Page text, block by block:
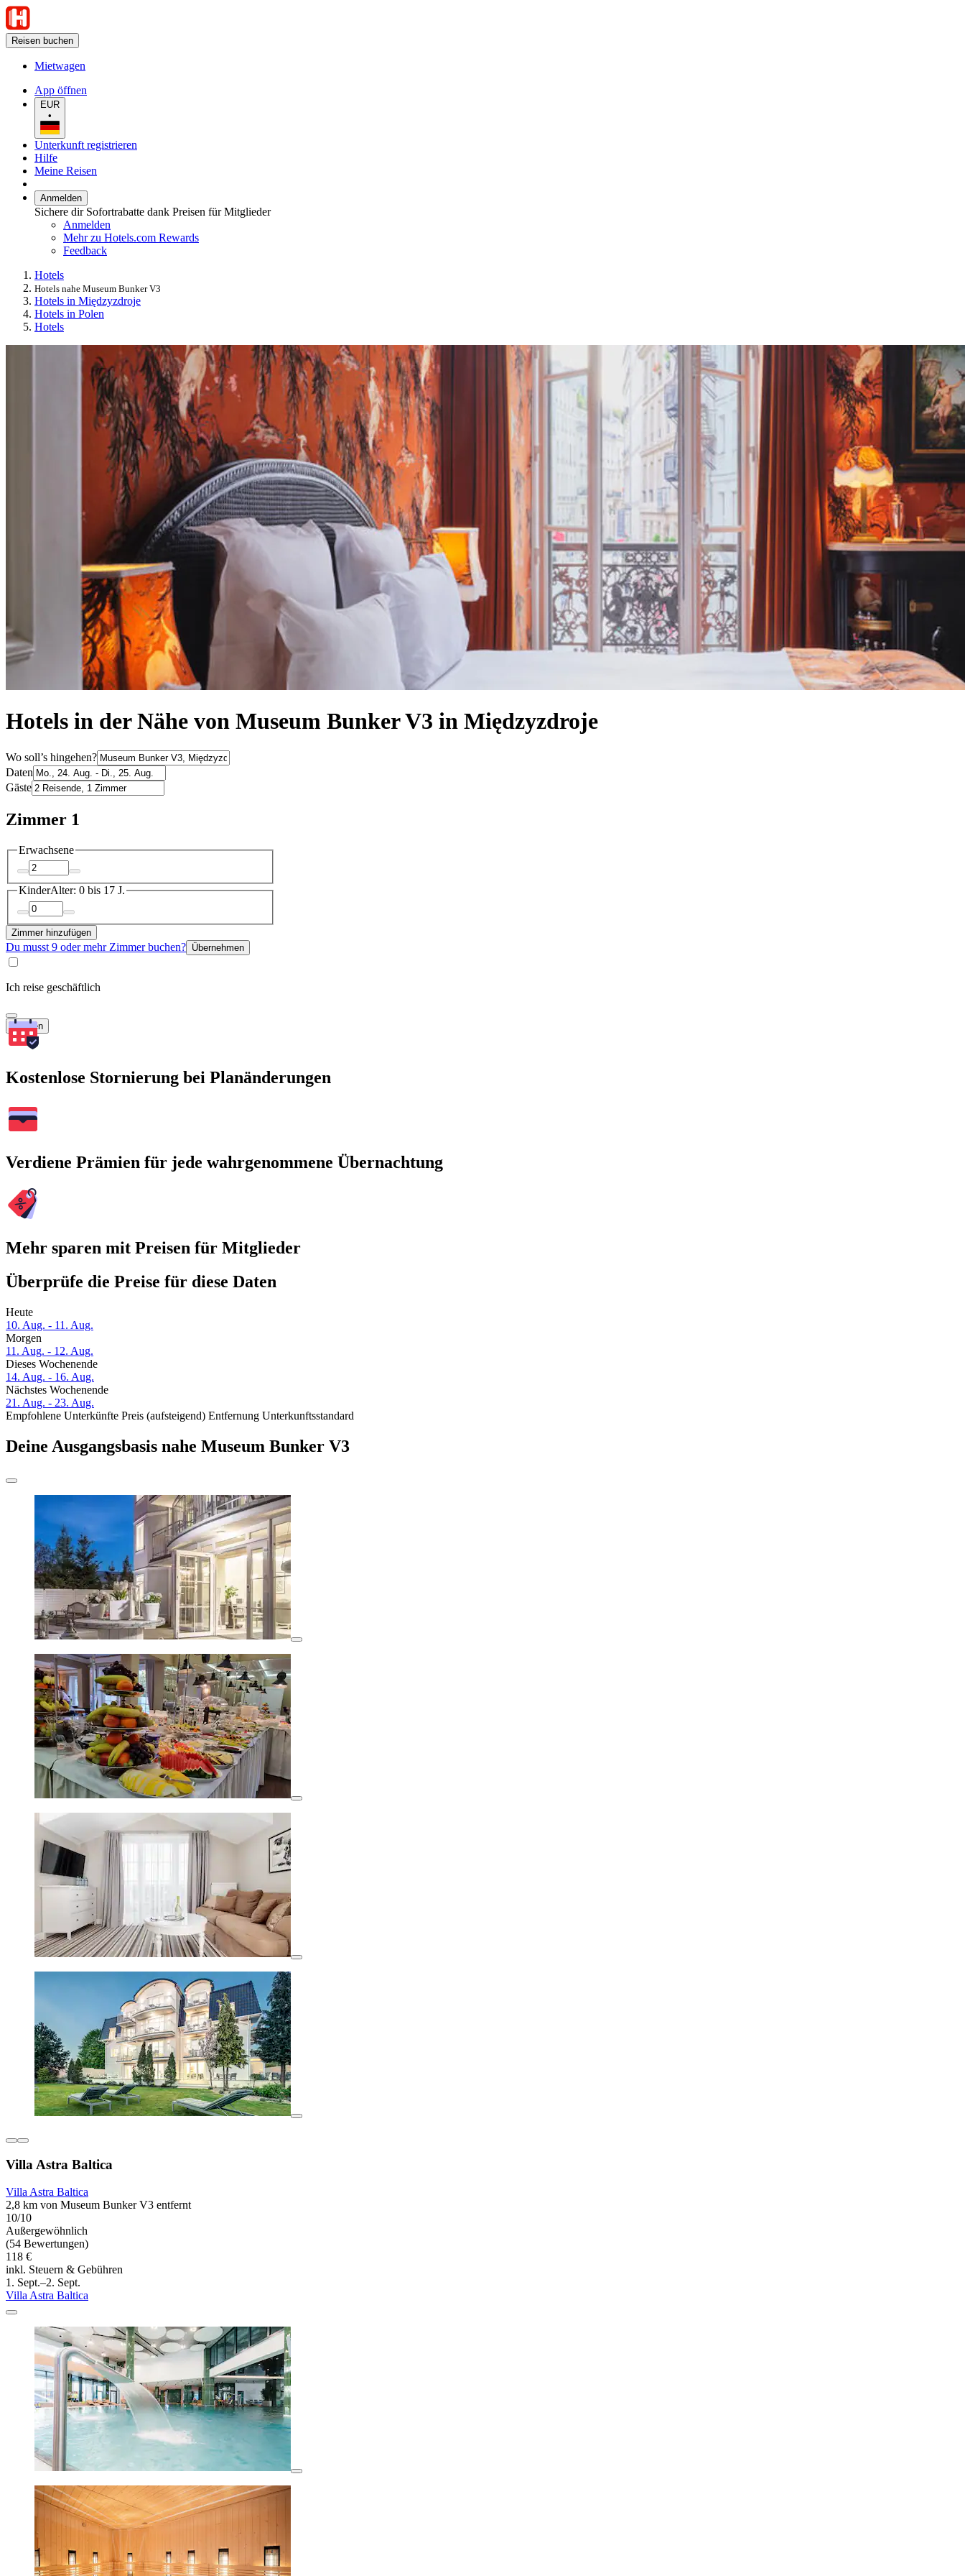
Reisen buchen
Mietwagen
App öffnen
EUR
•
Unterkunft registrieren
Hilfe
Meine Reisen
Anmelden
Sichere dir Sofortrabatte dank Preisen für Mitglieder
Anmelden
Mehr zu Hotels.com Rewards
Feedback
Hotels
Hotels nahe Museum Bunker V3
Hotels in Międzyzdroje
Hotels in Polen
Hotels
Hotels in der Nähe von Museum Bunker V3 in Międzyzdroje
Wo soll’s hingehen?
Daten
Gäste
Zimmer 1
Erwachsene
KinderAlter: 0 bis 17 J.
Zimmer hinzufügen
Du musst 9 oder mehr Zimmer buchen? Übernehmen
Ich reise geschäftlich
Suchen
Kostenlose Stornierung bei Planänderungen
Verdiene Prämien für jede wahrgenommene Übernachtung
Mehr sparen mit Preisen für Mitglieder
Überprüfe die Preise für diese Daten
Heute
10. Aug. - 11. Aug.
Morgen
11. Aug. - 12. Aug.
Dieses Wochenende
14. Aug. - 16. Aug.
Nächstes Wochenende
21. Aug. - 23. Aug.
Empfohlene Unterkünfte Preis (aufsteigend) Entfernung Unterkunftsstandard
Deine Ausgangsbasis nahe Museum Bunker V3
Villa Astra Baltica
Villa Astra Baltica
2,8 km von Museum Bunker V3 entfernt
10/10
Außergewöhnlich
(54 Bewertungen)
118 €
inkl. Steuern & Gebühren
1. Sept.–2. Sept.
Villa Astra Baltica